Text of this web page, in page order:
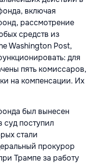
включая
рассмотрение
средств из
Washington Post,
для
пять комиссаров,
на компенсации. Их
был вынесен
суд поступил
стали
прокурор
Трампе за работу